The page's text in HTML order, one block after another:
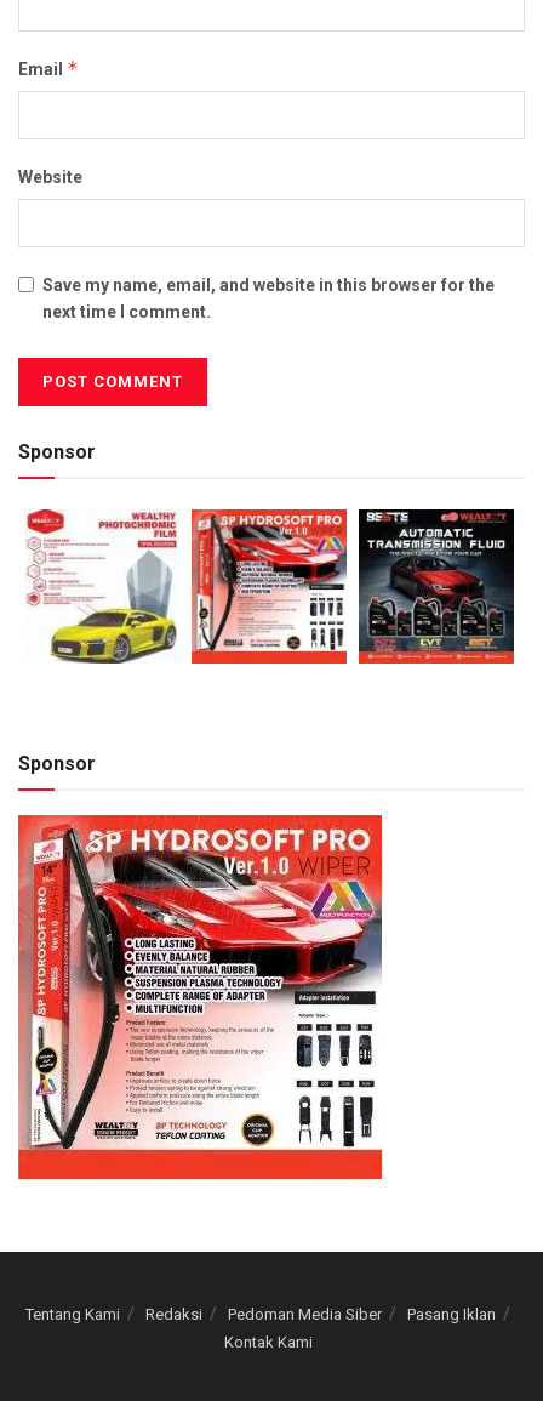
Email *
Website
Save my name, email, and website in this browser for the
next time I comment.
Sponsor
Sponsor
Tentang Kami Redaksi Pedoman Media Siber
Pasang Iklan
Kontak Kami